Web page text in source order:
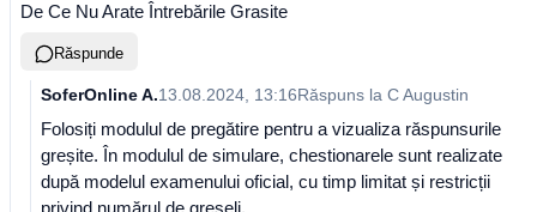
De Ce Nu Arate Întrebările Grasite
Răspunde
SoferOnline A.13.08.2024, 13:16Răspuns la C Augustin
Folosiți modulul de pregătire pentru a vizualiza răspunsurile
greșite. În modulul de simulare, chestionarele sunt realizate
după modelul examenului oficial, cu timp limitat și restricții
privind numărul de greșeli.